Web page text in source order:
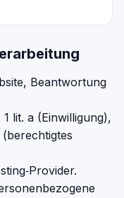
Beantwortung
lit. a (Einwilligung),